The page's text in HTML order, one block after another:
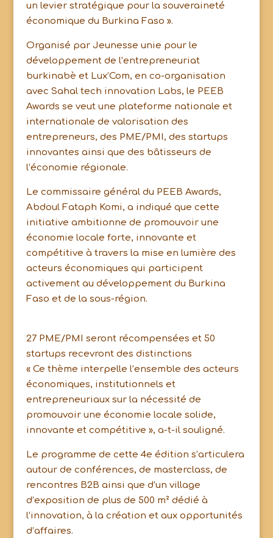
un levier stratégique pour la souveraineté
économique du Burkina Faso ».
Organisé par Jeunesse unie pour le
développement de l’entrepreneuriat
burkinabè et Lux’Com, en co-organisation
avec Sahal tech innovation Labs, le PEEB
Awards se veut une plateforme nationale et
internationale de valorisation des
entrepreneurs, des PME/PMI, des startups
innovantes ainsi que des bâtisseurs de
l’économie régionale.
Le commissaire général du PEEB Awards,
Abdoul Fataph Komi, a indiqué que cette
initiative ambitionne de promouvoir une
économie locale forte, innovante et
compétitive à travers la mise en lumière des
acteurs économiques qui participent
activement au développement du Burkina
Faso et de la sous-région.
27 PME/PMI seront récompensées et 50
startups recevront des distinctions
« Ce thème interpelle l’ensemble des acteurs
économiques, institutionnels et
entrepreneuriaux sur la nécessité de
promouvoir une économie locale solide,
innovante et compétitive », a-t-il souligné.
Le programme de cette 4e édition s’articulera
autour de conférences, de masterclass, de
rencontres B2B ainsi que d’un village
d’exposition de plus de 500 m² dédié à
l’innovation, à la création et aux opportunités
d’affaires.